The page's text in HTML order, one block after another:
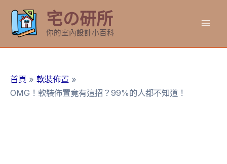
要
宅の研所
你的室內設計小百科
首頁
軟裝佈置
OMG！軟裝佈置竟有這招？99%的人都不知道！